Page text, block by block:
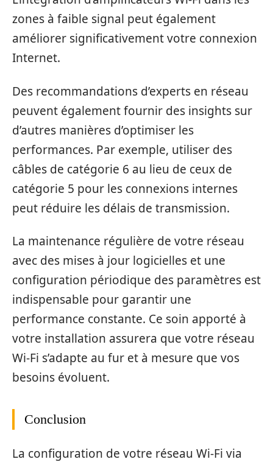
zones à faible signal peut également
améliorer significativement votre connexion
Internet.
Des recommandations d’experts en réseau
peuvent également fournir des insights sur
d’autres manières d’optimiser les
performances. Par exemple, utiliser des
câbles de catégorie 6 au lieu de ceux de
catégorie 5 pour les connexions internes
peut réduire les délais de transmission.
La maintenance régulière de votre réseau
avec des mises à jour logicielles et une
configuration périodique des paramètres est
indispensable pour garantir une
performance constante. Ce soin apporté à
votre installation assurera que votre réseau
Wi-Fi s’adapte au fur et à mesure que vos
besoins évoluent.
Conclusion
La configuration de votre réseau Wi-Fi via